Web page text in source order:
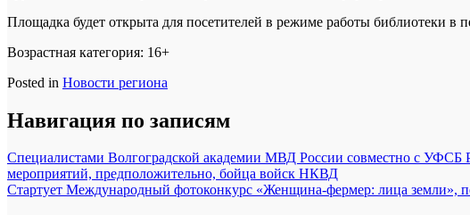
Площадка будет открыта для посетителей в режиме работы библиотеки в
Возрастная категория: 16+
Posted in Новости региона
Навигация по записям
Специалистами Волгоградской академии МВД России совместно с УФСБ
мероприятий, предположительно, бойца войск НКВД
Стартует Международный фотоконкурс «Женщина-фермер: лица земли»,